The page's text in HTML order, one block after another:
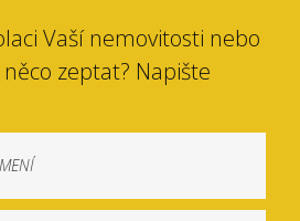
Vaší nemovitosti nebo
zeptat? Napište